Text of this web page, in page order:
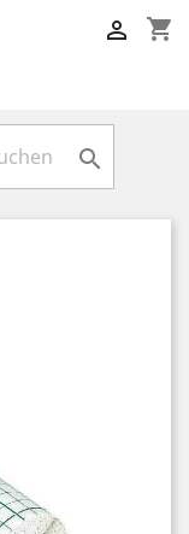
shopping_cart

